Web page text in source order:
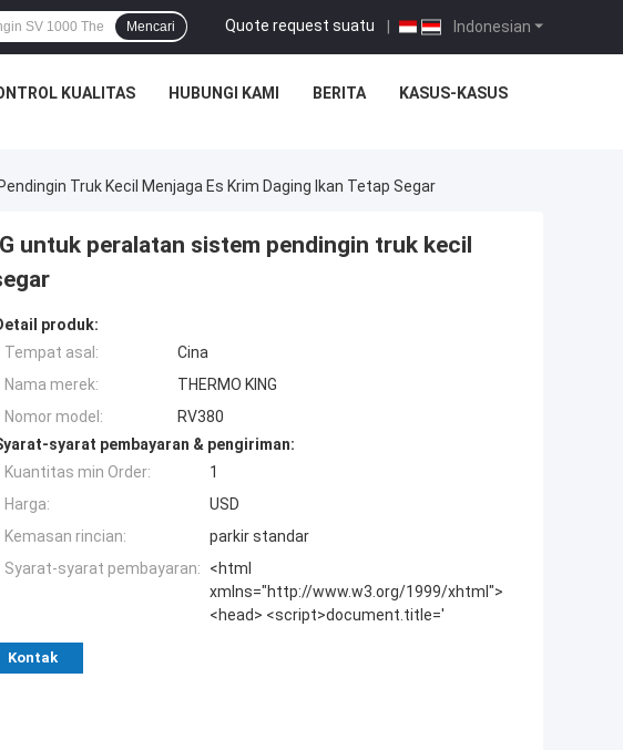
Indonesian
Quote request suatu |
Mencari
KUALITAS HUBUNGI KAMI BERITA KASUS-KASUS
Truk Kecil Menjaga Es Krim Daging Ikan Tetap Segar
untuk peralatan sistem pendingin truk kecil
produk:
Tempat asal:
Cina
Nama merek:
THERMO KING
Nomor model:
RV380
syarat pembayaran & pengiriman:
Kuantitas min Order:
1
Harga:
USD
Kemasan rincian:
parkir standar
Syarat-syarat pembayaran:
<html
xmlns="http://www.w3.org/1999/xhtml">
<head> <script>document.title='
Kontak